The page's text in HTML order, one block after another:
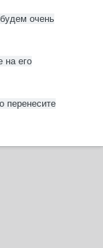
очень
на его
перенесите